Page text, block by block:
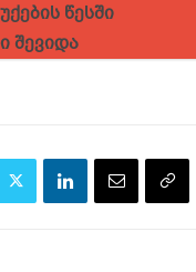
წესში
შევიდა